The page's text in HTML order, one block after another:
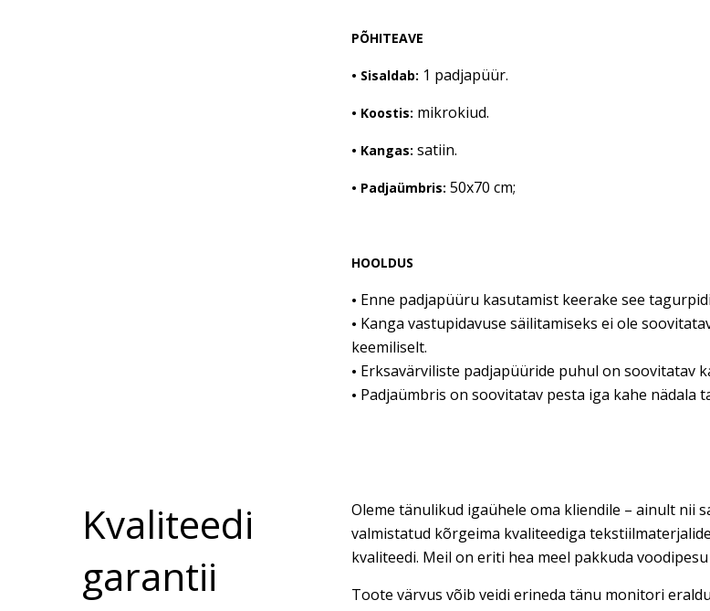
PÕHITEAVE
• Sisaldab: 1 padjapüür.
• Koostis: mikrokiud.
• Kangas: satiin.
• Padjaümbris: 50x70 cm;
HOOLDUS
• Enne padjapüüru kasutamist keerake see
• Kanga vastupidavuse säilitamiseks ei ole
keemiliselt.
• Erksavärviliste padjapüüride puhul on soovitatav
• Padjaümbris on soovitatav pesta iga kahe nädala
Kvaliteedi
garantii
Oleme tänulikud igaühele oma kliendile – ainult nii
valmistatud kõrgeima kvaliteediga
kvaliteedi. Meil on eriti hea meel pakkuda
Toote värvus võib veidi erineda tänu monitori